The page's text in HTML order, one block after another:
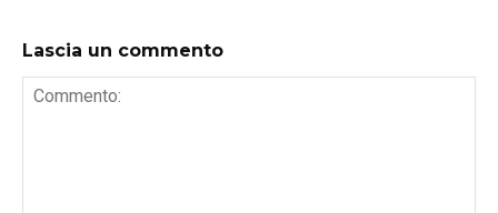
Lascia un commento